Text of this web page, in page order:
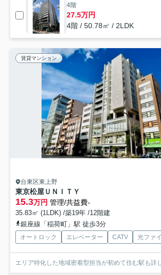
4階
27.5万円
4階 / 50.78㎡ / 2LDK
賃貸マンション
台東区東上野
東京松屋ＵＮＩＴＹ
15.3万円 管理/共益費-
35.83㎡ (1LDK) /築19年 /12階建
銀座線「稲荷町」駅 徒歩3分
オートロック エレベーター CATV 光ファ
エリア特化した地域密着型担当が初めて住む駅も詳